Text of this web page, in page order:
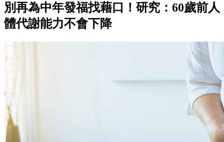
別再為中年發福找藉口！研究：60歲前人
體代謝能力不會下降